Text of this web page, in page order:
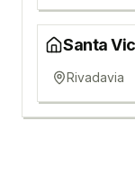
Santa
Rivadavia